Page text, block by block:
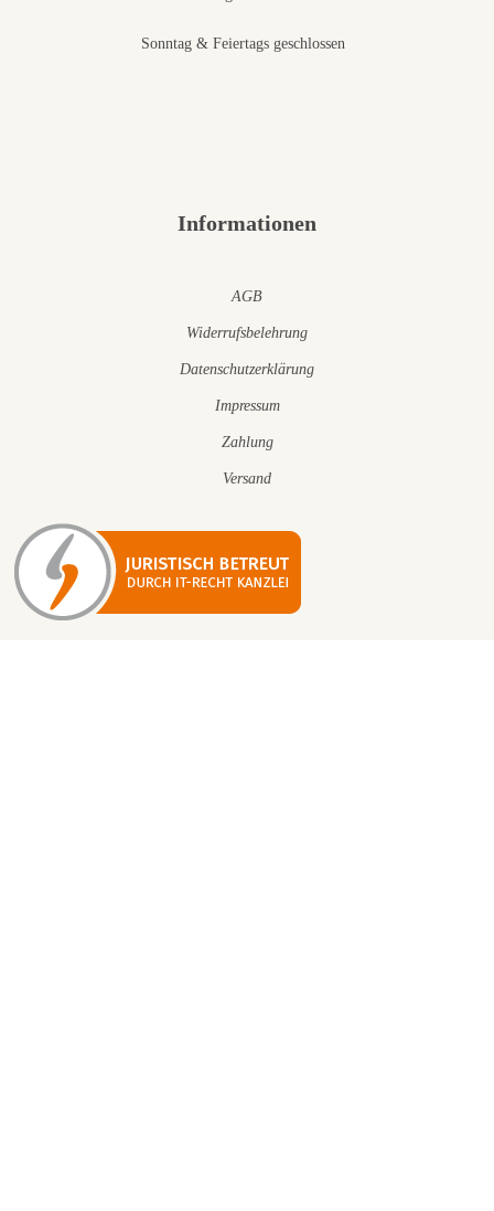
Sonntag & Feiertags geschlossen
Informationen
AGB
Widerrufsbelehrung
Datenschutzerklärung
Impressum
Zahlung
Versand